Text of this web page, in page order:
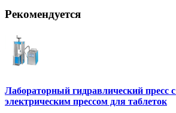
Рекомендуется
Лабораторный гидравлический пресс
электрическим прессом для таблеток